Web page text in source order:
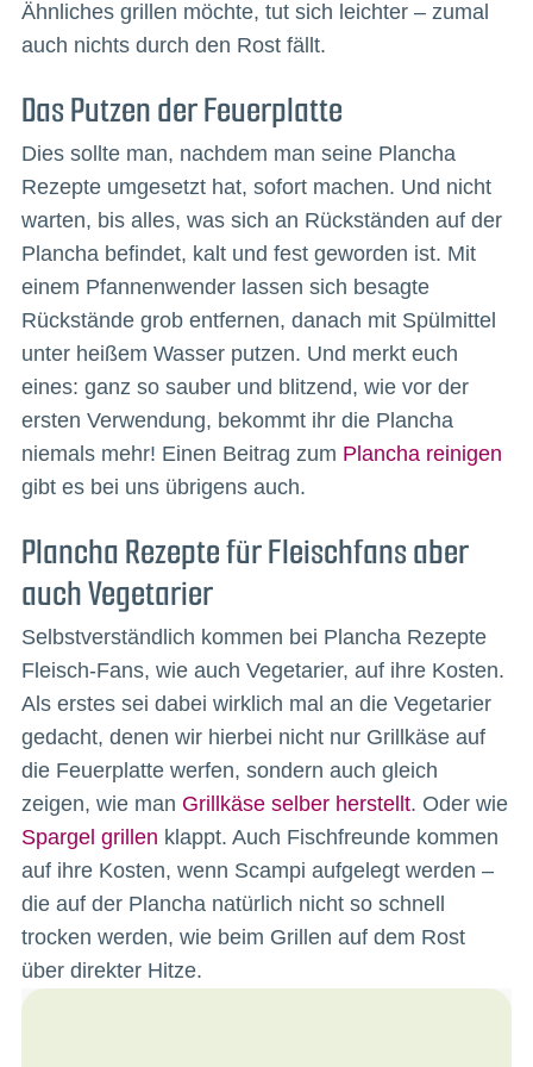
Ähnliches grillen möchte, tut sich leichter – zumal
auch nichts durch den Rost fällt.
Das Putzen der Feuerplatte
Dies sollte man, nachdem man seine Plancha
Rezepte umgesetzt hat, sofort machen. Und nicht
warten, bis alles, was sich an Rückständen auf der
Plancha befindet, kalt und fest geworden ist. Mit
einem Pfannenwender lassen sich besagte
Rückstände grob entfernen, danach mit Spülmittel
unter heißem Wasser putzen. Und merkt euch
eines: ganz so sauber und blitzend, wie vor der
ersten Verwendung, bekommt ihr die Plancha
niemals mehr! Einen Beitrag zum Plancha reinigen
gibt es bei uns übrigens auch.
Plancha Rezepte für Fleischfans aber
auch Vegetarier
Selbstverständlich kommen bei Plancha Rezepte
Fleisch-Fans, wie auch Vegetarier, auf ihre Kosten.
Als erstes sei dabei wirklich mal an die Vegetarier
gedacht, denen wir hierbei nicht nur Grillkäse auf
die Feuerplatte werfen, sondern auch gleich
zeigen, wie man Grillkäse selber herstellt. Oder wie
Spargel grillen klappt. Auch Fischfreunde kommen
auf ihre Kosten, wenn Scampi aufgelegt werden –
die auf der Plancha natürlich nicht so schnell
trocken werden, wie beim Grillen auf dem Rost
über direkter Hitze.